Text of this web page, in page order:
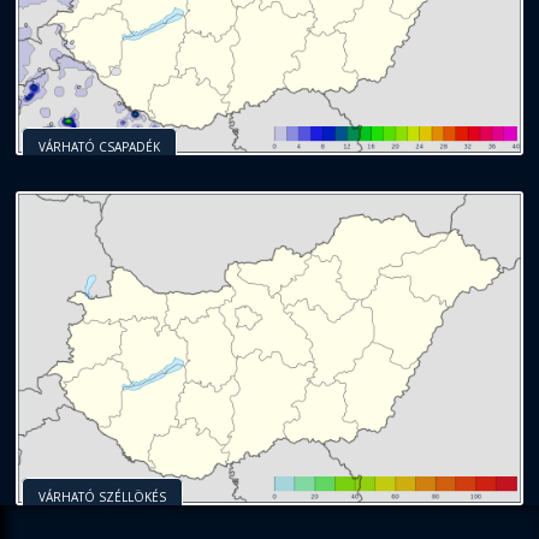
VÁRHATÓ CSAPADÉK
VÁRHATÓ SZÉLLÖKÉS